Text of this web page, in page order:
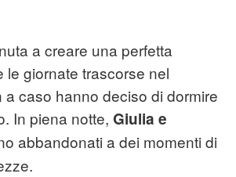
a creare una perfetta
le giornate trascorse nel
a caso hanno deciso di dormire
In piena notte, Giulia e
abbandonati a dei momenti di